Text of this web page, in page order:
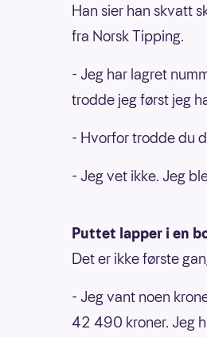
Han sier han skvatt
fra Norsk Tipping.
- Jeg har lagret
trodde jeg først jeg
- Hvorfor trodde du
- Jeg vet ikke. Jeg
Puttet lapper i en
Det er ikke første
- Jeg vant noen
42 490 kroner. Jeg